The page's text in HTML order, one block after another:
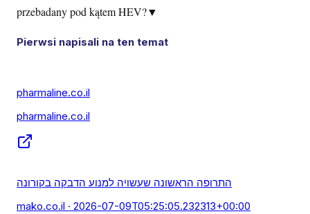
przebadany pod kątem HEV?▼
Pierwsi napisali na ten temat
pharmaline.co.il
pharmaline.co.il
התרופה הראשונה שעשויה למנוע הדבקה בקורונה
mako.co.il · 2026-07-09T05:25:05.232313+00:00